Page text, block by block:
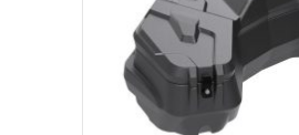
PŘIDAT DO KOŠÍKU